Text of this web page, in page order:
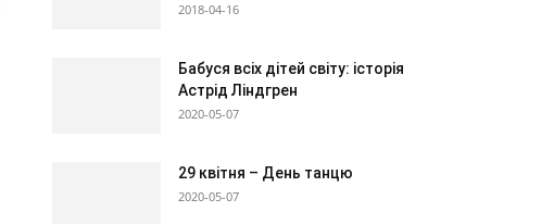
2018-04-16
Бабуся всіх дітей світу: історія
Астрід Ліндгрен
2020-05-07
29 квітня – День танцю
2020-05-07